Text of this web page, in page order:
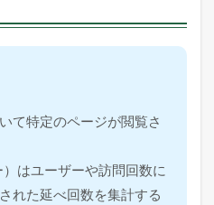
て特定のページが閲覧さ
はユーザーや訪問回数に
れた延べ回数を集計する